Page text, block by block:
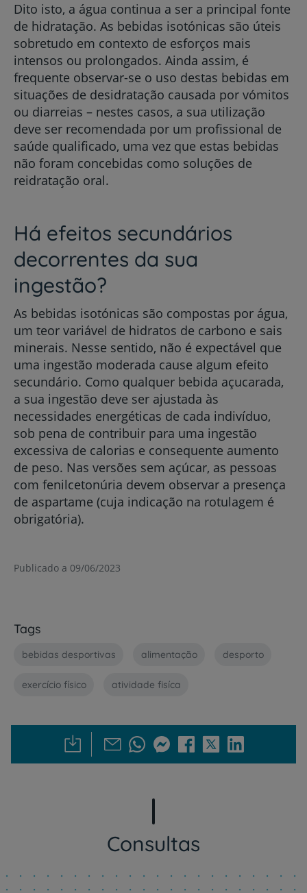
Dito isto, a água continua a ser a principal fonte
de hidratação. As bebidas isotónicas são úteis
sobretudo em contexto de esforços mais
intensos ou prolongados. Ainda assim, é
frequente observar-se o uso destas bebidas em
situações de desidratação causada por vómitos
ou diarreias – nestes casos, a sua utilização
deve ser recomendada por um profissional de
saúde qualificado, uma vez que estas bebidas
não foram concebidas como soluções de
reidratação oral.
Há efeitos secundários
decorrentes da sua
ingestão?
As bebidas isotónicas são compostas por água,
um teor variável de hidratos de carbono e sais
minerais. Nesse sentido, não é expectável que
uma ingestão moderada cause algum efeito
secundário. Como qualquer bebida açucarada,
a sua ingestão deve ser ajustada às
necessidades energéticas de cada indivíduo,
sob pena de contribuir para uma ingestão
excessiva de calorias e consequente aumento
de peso. Nas versões sem açúcar, as pessoas
com fenilcetonúria devem observar a presença
de aspartame (cuja indicação na rotulagem é
obrigatória).
Publicado a 09/06/2023
Tags
bebidas desportivas alimentação desporto
exercício físico atividade fisíca
Consultas